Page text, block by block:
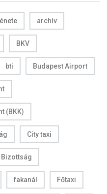
archív
BKV
bti Budapest Airport
(BKK)
City taxi
Bizottság
fakanál Főtaxi